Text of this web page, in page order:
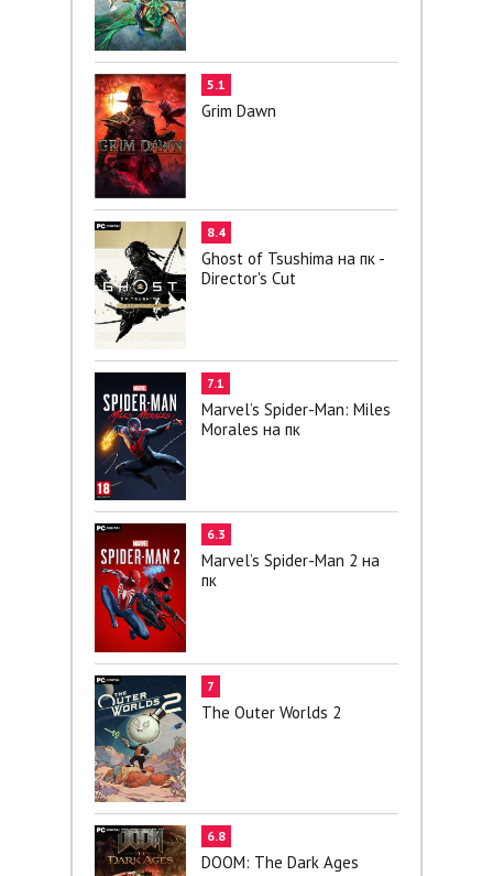
5.1
Grim Dawn
8.4
Ghost of Tsushima на пк -
Director's Cut
7.1
Marvel’s Spider-Man: Miles
Morales на пк
6.3
Marvel’s Spider-Man 2 на
пк
7
The Outer Worlds 2
6.8
DOOM: The Dark Ages